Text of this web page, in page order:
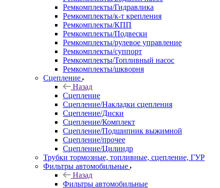
Ремкомплекты/Гидравлика
Ремкомплекты/к-т крепления
Ремкомплекты/КПП
Ремкомплекты/Подвески
Ремкомплекты/рулевое управление
Ремкомплекты/суппорт
Ремкомплекты/Топливный насос
Ремкомплекты/шкворня
Сцепление
Назад
Сцепление
Сцепление/Накладки сцепления
Сцепление/Диски
Сцепление/Комплект
Сцепление/Подшипник выжимной
Сцепление/прочее
Сцепление/Цилиндр
Трубки тормозные, топливные, сцепление, ГУР
Фильтры автомобильные
Назад
Фильтры автомобильные